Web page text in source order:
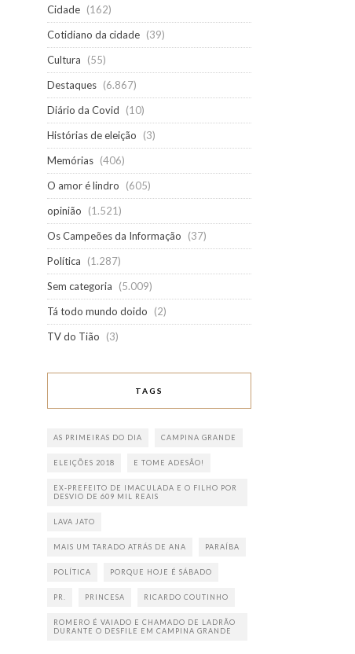
Cidade (162)
Cotidiano da cidade (39)
Cultura
(55)
Destaques (6.867)
Diário da Covid
(10)
Histórias de eleição
(3)
Memórias (406)
O amor é lindro
(605)
opinião
(1.521)
Os Campeões da Informação
(37)
Política
(1.287)
Sem categoria
(5.009)
Tá todo mundo doido
(2)
TV do Tião
(3)
TAGS
AS PRIMEIRAS DO DIA CAMPINA GRANDE
ELEIÇÕES 2018 E TOME ADESÃO!
EX-PREFEITO DE IMACULADA E O FILHO POR
DESVIO DE 609 MIL REAIS
LAVA JATO
MAIS UM TARADO ATRÁS DE ANA PARAÍBA
POLÍTICA PORQUE HOJE É SÁBADO
PR. PRINCESA RICARDO COUTINHO
ROMERO É VAIADO E CHAMADO DE LADRÃO
DURANTE O DESFILE EM CAMPINA GRANDE